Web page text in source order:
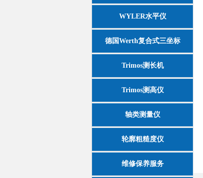
WYLER水平仪
德国Werth复合式三坐标
Trimos测长机
Trimos测高仪
轴类测量仪
轮廓粗糙度仪
维修保养服务